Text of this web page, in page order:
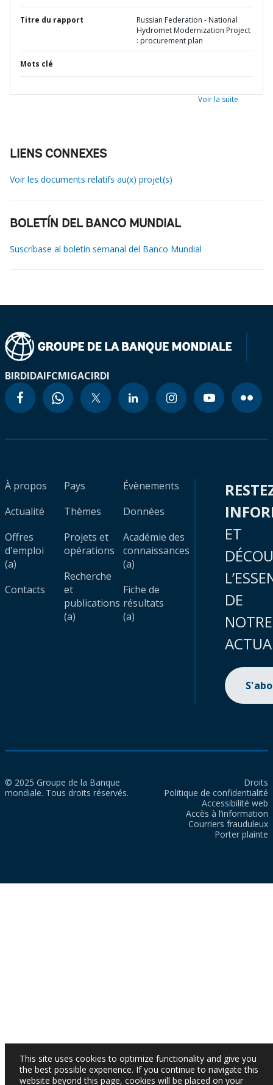
Titre du rapport
Russian Federation - National
Hydromet Modernization Project
: procurement plan
Mots clé
Voir la suite
LIENS CONNEXES
Voir les documents relatifs au(x) projet(s)
BOLETÍN DEL BANCO MUNDIAL
Suscríbase al boletín semanal del Banco Mundial
BIRDIDAIFCMIGACIRDI
À propos
Actualité
Offres
d'emploi
(a)
Contacts
Pays
Thèmes
Projets et
opérations
Recherche
et
publications
(a)
Évènements
Données
Académie des
connaissances
(a)
Fiche de
résultats
(a)
ET
DE
NOTRE
© 2025 Groupe de la Banque
mondiale. Tous droits réservés.
Droits
Politique de confidentialité
Accessibilité web
Accès à l’information
Courriers frauduleux
Porter plainte
This site uses cookies to optimize functionality and give you
the best possible experience. If you continue to navigate this
website beyond this page, cookies will be placed on your